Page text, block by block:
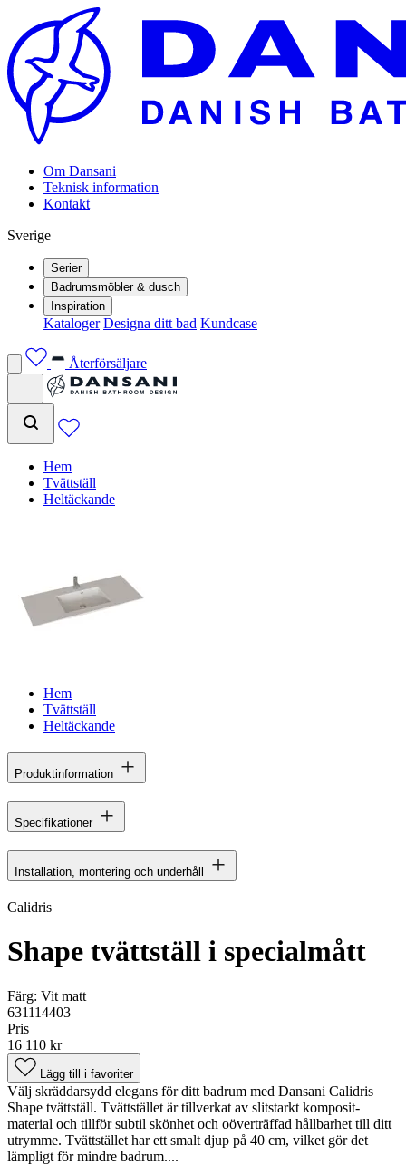
Om Dansani
Teknisk information
Kontakt
Sverige
Serier
Badrumsmöbler & dusch
Inspiration
Kataloger Designa ditt bad Kundcase
Återförsäljare
Hem
Tvättställ
Heltäckande
Hem
Tvättställ
Heltäckande
Produktinformation
Specifikationer
Installation, montering och underhåll
Calidris
Shape tvättställ i specialmått
Färg: Vit matt
631114403
Pris
16 110 kr
Lägg till i favoriter
Välj skräddarsydd elegans för ditt badrum med Dansani Calidris
Shape tvättställ. Tvättstället är tillverkat av slitstarkt komposit-
material och tillför subtil skönhet och oöverträffad hållbarhet till ditt
utrymme. Tvättstället har ett smalt djup på 40 cm, vilket gör det
lämpligt för mindre badrum....